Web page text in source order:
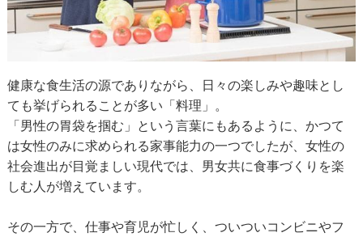
健康な食生活の源でありながら、日々の楽しみや趣味とし
ても挙げられることが多い「料理」。
「男性の胃袋を掴む」という言葉にもあるように、かつて
は女性のみに求められる家事能力の一つでしたが、女性の
社会進出が目覚ましい現代では、男女共に食事づくりを楽
しむ人が増えています。
その一方で、仕事や育児が忙しく、ついついコンビニやフ